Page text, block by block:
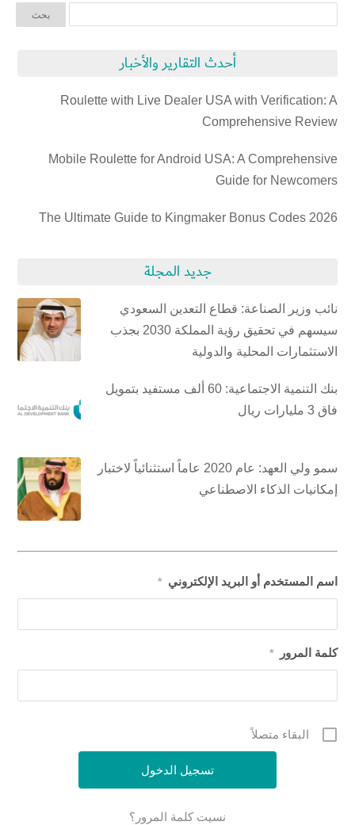
أحدث التقارير والأخبار
Roulette with Live Dealer USA with Verification: A
Comprehensive Review
Mobile Roulette for Android USA: A Comprehensive
Guide for Newcomers
The Ultimate Guide to Kingmaker Bonus Codes 2026
جديد المجلة
نائب وزير الصناعة: قطاع التعدين السعودي
سيسهم في تحقيق رؤية المملكة 2030 بجذب
الاستثمارات المحلية والدولية
بنك التنمية الاجتماعية: 60 ألف مستفيد بتمويل
فاق 3 مليارات ريال
سمو ولي العهد: عام 2020 عاماً استثنائياً لاختبار
إمكانيات الذكاء الاصطناعي
اسم المستخدم أو البريد الإلكتروني *
كلمة المرور *
البقاء متصلاً
نسيت كلمة المرور؟